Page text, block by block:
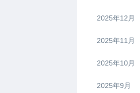
2025年12月
2025年11月
2025年10月
2025年9月